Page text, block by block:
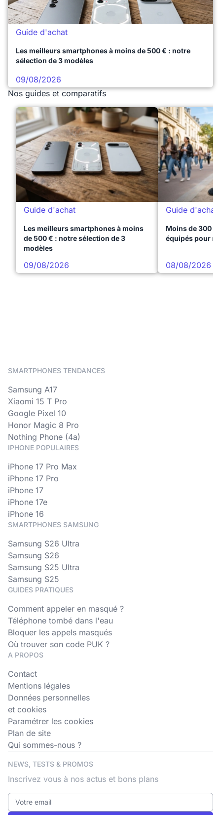
Guide d'achat
Les meilleurs smartphones à moins de 500 € : notre
sélection de 3 modèles
09/08/2026
Nos guides et comparatifs
Guide d'achat
Les meilleurs smartphones à moins
de 500 € : notre sélection de 3
modèles
09/08/2026
Guide d'achat
Moins de 300 €
équipés pour
08/08/2026
SMARTPHONES TENDANCES
Samsung A17
Xiaomi 15 T Pro
Google Pixel 10
Honor Magic 8 Pro
Nothing Phone (4a)
IPHONE POPULAIRES
iPhone 17 Pro Max
iPhone 17 Pro
iPhone 17
iPhone 17e
iPhone 16
SMARTPHONES SAMSUNG
Samsung S26 Ultra
Samsung S26
Samsung S25 Ultra
Samsung S25
GUIDES PRATIQUES
Comment appeler en masqué ?
Téléphone tombé dans l'eau
Bloquer les appels masqués
Où trouver son code PUK ?
A PROPOS
Contact
Mentions légales
Données personnelles
et cookies
Paramétrer les cookies
Plan de site
Qui sommes-nous ?
NEWS, TESTS & PROMOS
Inscrivez vous à nos actus et bons plans